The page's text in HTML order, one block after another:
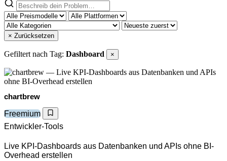
× Zurücksetzen
Gefiltert nach Tag: Dashboard ×
chartbrew
Freemium
Entwickler-Tools
Live KPI-Dashboards aus Datenbanken und APIs ohne BI-
Overhead erstellen